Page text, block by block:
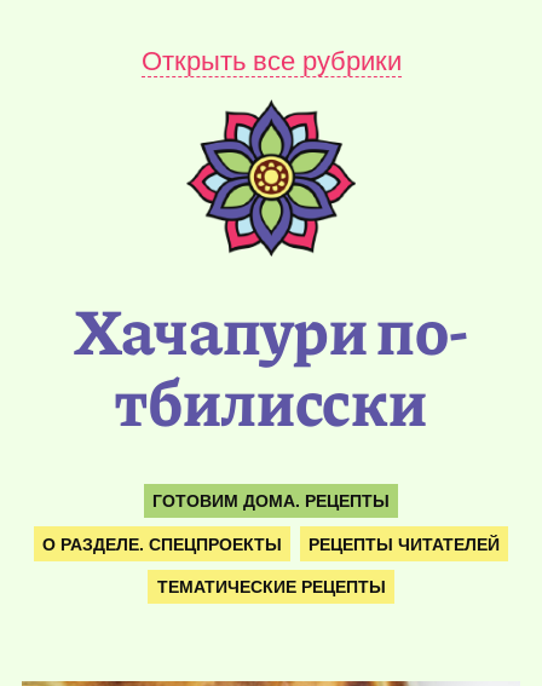
Открыть все рубрики
Хачапури по-
тбилисски
ГОТОВИМ ДОМА. РЕЦЕПТЫ
О РАЗДЕЛЕ. СПЕЦПРОЕКТЫ РЕЦЕПТЫ ЧИТАТЕЛЕЙ
ТЕМАТИЧЕСКИЕ РЕЦЕПТЫ